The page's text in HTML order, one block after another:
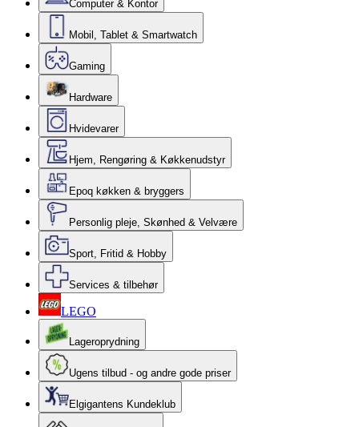
Computer & Kontor
Mobil, Tablet & Smartwatch
Gaming
Hardware
Hvidevarer
Hjem, Rengøring & Køkkenudstyr
Epoq køkken & bryggers
Personlig pleje, Skønhed & Velvære
Sport, Fritid & Hobby
Services & tilbehør
LEGO
Lageroprydning
Ugens tilbud - og andre gode priser
Elgigantens Kundeklub